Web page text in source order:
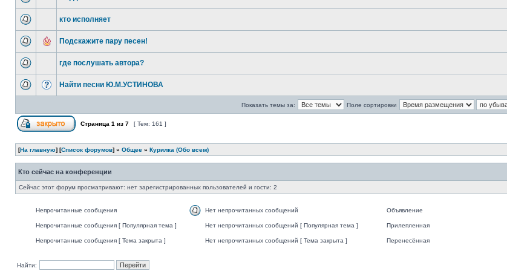
кто исполняет
Подскажите пару песен!
где послушать автора?
Найти песни Ю.М.УСТИНОВА
Показать темы за: Поле сортировки
Страница 1 из 7 [ Тем: 161 ]
[На главную] [Список форумов] » Общее » Курилка (Обо всем)
Кто сейчас на конференции
Сейчас этот форум просматривают: нет зарегистрированных пользователей и гости: 2
Непрочитанные сообщения Нет непрочитанных сообщений Объявление
Непрочитанные сообщения [ Популярная тема ] Нет непрочитанных сообщений [ Популярная тема ] Прилепленная
Непрочитанные сообщения [ Тема закрыта ] Нет непрочитанных сообщений [ Тема закрыта ] Перенесённая
Найти: